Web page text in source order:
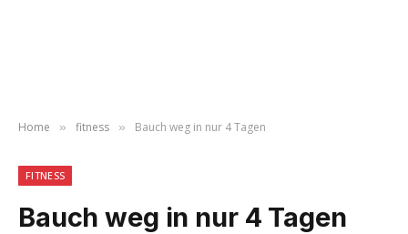
Home » fitness » Bauch weg in nur 4 Tagen
FITNESS
Bauch weg in nur 4 Tagen